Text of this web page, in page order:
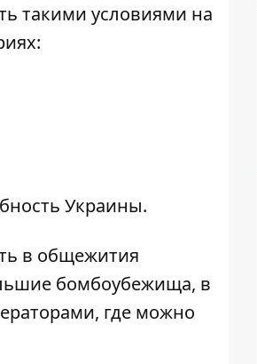
такими условиями на
Украины.
в общежития
бомбоубежища, в
где можно